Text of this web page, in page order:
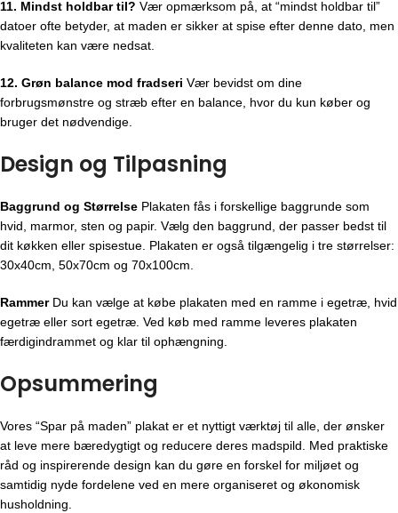
11. Mindst holdbar til? Vær opmærksom på, at “mindst holdbar til”
datoer ofte betyder, at maden er sikker at spise efter denne dato, men
kvaliteten kan være nedsat.
12. Grøn balance mod fradseri Vær bevidst om dine
forbrugsmønstre og stræb efter en balance, hvor du kun køber og
bruger det nødvendige.
Design og Tilpasning
Baggrund og Størrelse Plakaten fås i forskellige baggrunde som
hvid, marmor, sten og papir. Vælg den baggrund, der passer bedst til
dit køkken eller spisestue. Plakaten er også tilgængelig i tre størrelser:
30x40cm, 50x70cm og 70x100cm.
RammerDu kan vælge at købe plakaten med en ramme i egetræ, hvid
egetræ eller sort egetræ. Ved køb med ramme leveres plakaten
færdigindrammet og klar til ophængning.
Opsummering
Vores “Spar på maden” plakat er et nyttigt værktøj til alle, der ønsker
at leve mere bæredygtigt og reducere deres madspild. Med praktiske
råd og inspirerende design kan du gøre en forskel for miljøet og
samtidig nyde fordelene ved en mere organiseret og økonomisk
husholdning.